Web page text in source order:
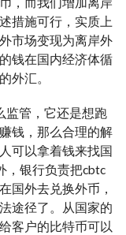
措施可行，实质上
市场变现为离岸外
钱在国内经济体循
外汇。
监管，它还是想跑
钱，那么合理的解
可以拿着钱来找国
，银行负责把cbtc
国外去兑换外币，
途径了。从国家的
客户的比特币可以